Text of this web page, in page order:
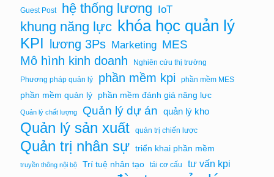
Guest Post hệ thống lương IoT
khung năng lực khóa học quản lý
KPI lương 3Ps Marketing MES
Mô hình kinh doanh
Nghiên cứu thị trường
Phương pháp quản lý
phần mềm kpi phần mềm MES
phần mềm quản lý phần mềm đánh giá năng lực
Quản lý chất lượng Quản lý dự án quản lý kho
Quản lý sản xuất quản trị chiến lược
Quản trị nhân sự triển khai phần mềm
truyền thông nội bộ Trí tuệ nhân tạo tái cơ cấu tư vấn kpi